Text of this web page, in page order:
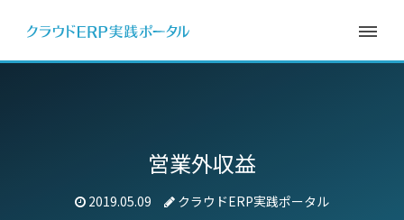
営業外収益
2019.05.09 クラウドERP実践ポータル